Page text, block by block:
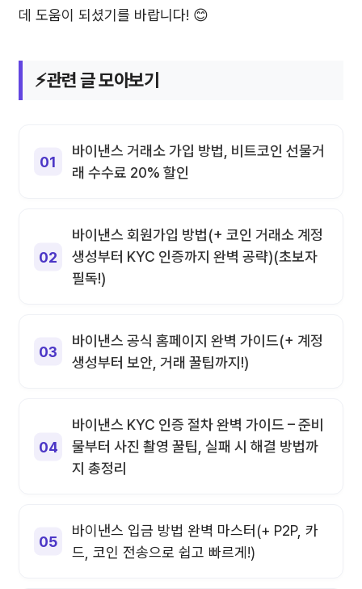
데 도움이 되셨기를 바랍니다! 😊
⚡관련 글 모아보기
바이낸스 거래소 가입 방법, 비트코인 선물거
래 수수료 20% 할인
바이낸스 회원가입 방법(+ 코인 거래소 계정
생성부터 KYC 인증까지 완벽 공략)(초보자
필독!)
바이낸스 공식 홈페이지 완벽 가이드(+ 계정
생성부터 보안, 거래 꿀팁까지!)
바이낸스 KYC 인증 절차 완벽 가이드 – 준비
물부터 사진 촬영 꿀팁, 실패 시 해결 방법까
지 총정리
바이낸스 입금 방법 완벽 마스터(+ P2P, 카
드, 코인 전송으로 쉽고 빠르게!)